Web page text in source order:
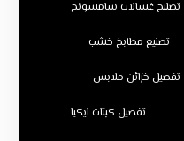
تصليح غسالات سامسونج
تصنيع مطابخ خشب
تفصيل خزائن ملابس
تفصيل كبتات ايكيا